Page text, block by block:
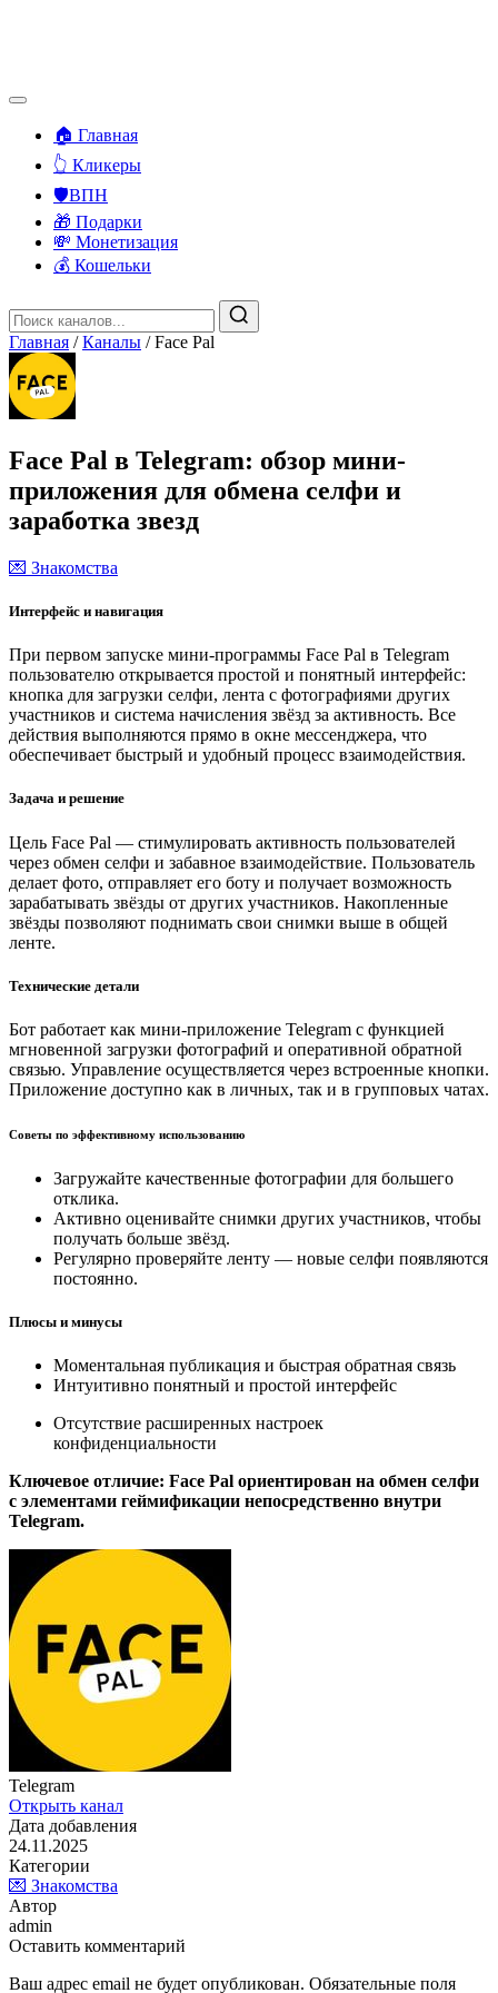
🏠 Главная
👆 Кликеры
🛡️ВПН
🎁 Подарки
💸 Монетизация
💰 Кошельки
Главная / Каналы / Face Pal
Face Pal в Telegram: обзор мини-
приложения для обмена селфи и
заработка звезд
💌 Знакомства
Интерфейс и навигация
При первом запуске мини-программы Face Pal в Telegram
пользователю открывается простой и понятный интерфейс:
кнопка для загрузки селфи, лента с фотографиями других
участников и система начисления звёзд за активность. Все
действия выполняются прямо в окне мессенджера, что
обеспечивает быстрый и удобный процесс взаимодействия.
Задача и решение
Цель Face Pal — стимулировать активность пользователей
через обмен селфи и забавное взаимодействие. Пользователь
делает фото, отправляет его боту и получает возможность
зарабатывать звёзды от других участников. Накопленные
звёзды позволяют поднимать свои снимки выше в общей
ленте.
Технические детали
Бот работает как мини-приложение Telegram с функцией
мгновенной загрузки фотографий и оперативной обратной
связью. Управление осуществляется через встроенные кнопки.
Приложение доступно как в личных, так и в групповых чатах.
Советы по эффективному использованию
Загружайте качественные фотографии для большего
отклика.
Активно оценивайте снимки других участников, чтобы
получать больше звёзд.
Регулярно проверяйте ленту — новые селфи появляются
постоянно.
Плюсы и минусы
Моментальная публикация и быстрая обратная связь
Интуитивно понятный и простой интерфейс
Отсутствие расширенных настроек
конфиденциальности
Ключевое отличие: Face Pal ориентирован на обмен селфи
с элементами геймификации непосредственно внутри
Telegram.
Telegram
Открыть канал
Дата добавления
24.11.2025
Категории
💌 Знакомства
Автор
admin
Оставить комментарий
Ваш адрес email не будет опубликован. Обязательные поля